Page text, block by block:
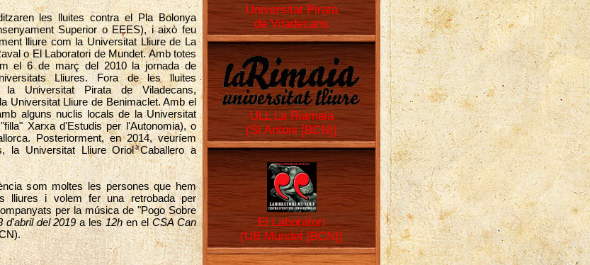
Universitat Pirata
de Viladecans
ULL La Riamaia
(St Antoni [BCN])
El Laboratori
(UB Mundet [BCN])
les lluites contra el Pla Bolonya
Superior o EEES), i això feu
lliure com la Universitat Lliure de La
o El Laboratori de Mundet. Amb totes
el 6 de març del 2010 la jornada de
Lliures. Fora de les lluites
la Universitat Pirata de Viladecans,
Universitat Lliure de Benimaclet. Amb el
alguns nuclis locals de la Universitat
Xarxa d'Estudis per l'Autonomia), o
Posteriorment, en 2014, veuríem
la Universitat Lliure Oriol Caballero a
som moltes les persones que hem
lliures i volem fer una retrobada per
per la música de "Pogo Sobre
d'abril del 2019a les12hen elCSA Can